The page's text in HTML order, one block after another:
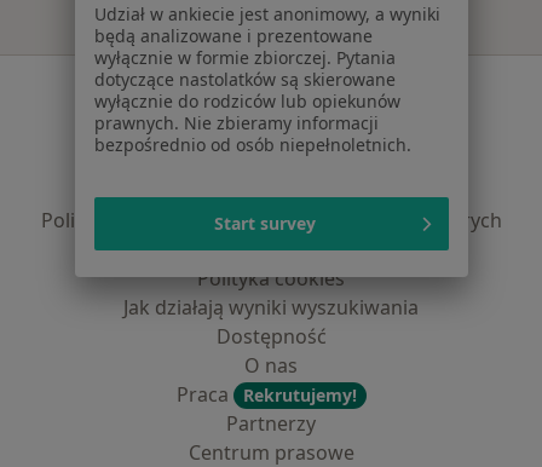
Serwis
Regulamin
Polityka prywatności pacjentów
Polityka prywatności profesjonalistów
Polityka prywatności dla profesjonalistów, których
dane pozyskaliśmy samodzielnie
Polityka cookies
Jak działają wyniki wyszukiwania
Dostępność
O nas
Praca
Rekrutujemy!
Partnerzy
Centrum prasowe
Udział w ankiecie jest anonimowy, a wyniki
będą analizowane i prezentowane
wyłącznie w formie zbiorczej. Pytania
dotyczące nastolatków są skierowane
wyłącznie do rodziców lub opiekunów
prawnych. Nie zbieramy informacji
bezpośrednio od osób niepełnoletnich.
Start survey